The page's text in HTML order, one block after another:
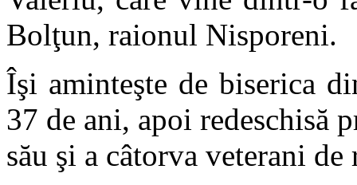
Bolţun, raionul Nisporeni.
Îşi aminteşte de biserica
37 de ani, apoi redeschisă
său şi a câtorva veterani de